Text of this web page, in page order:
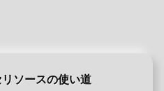
ソースの使い道